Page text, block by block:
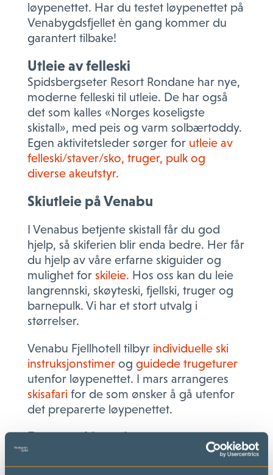
løypenettet. Har du testet løypenettet på
Venabygdsfjellet èn gang kommer du
garantert tilbake!
Utleie av felleski
Spidsbergseter Resort Rondane har nye,
moderne felleski til utleie. De har også
det som kalles «Norges koseligste
skistall», med peis og varm solbærtoddy.
Egen aktivitetsleder sørger for utleie av
felleski/staver/sko, truger, pulk og
diverse akeutstyr.
Skiutleie på Venabu
I Venabus betjente skistall får du god
hjelp, så skiferien blir enda bedre. Her får
du hjelp av våre erfarne skiguider og
mulighet for skileie. Hos oss kan du leie
langrennski, skøyteski, fjellski, truger og
barnepulk. Vi har et stort utvalg i
størrelser.
Venabu Fjellhotell tilbyr individuelle ski
instruksjonstimerog guidede trugeturer
utenfor løypenettet. I mars arrangeres
skisafarifor de som ønsker å gå utenfor
det preparerte løypenettet.
Dagens skitur-tips
Dersom du vil ha tips til dagens skitur, kan
det være lurt å på titte innomløyper.net